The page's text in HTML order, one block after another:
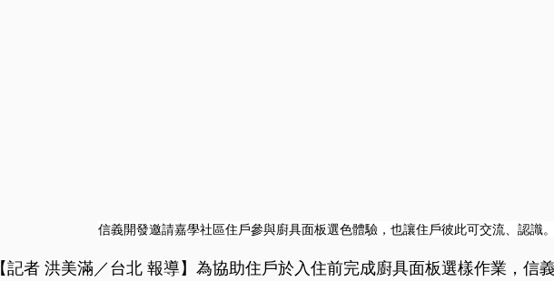
信義開發邀請嘉學社區住戶參與廚具面板選色體驗，也讓住戶彼此可交流、認識。
【記者 洪美滿／台北 報導】為協助住戶於入住前完成廚具面板選樣作業，信